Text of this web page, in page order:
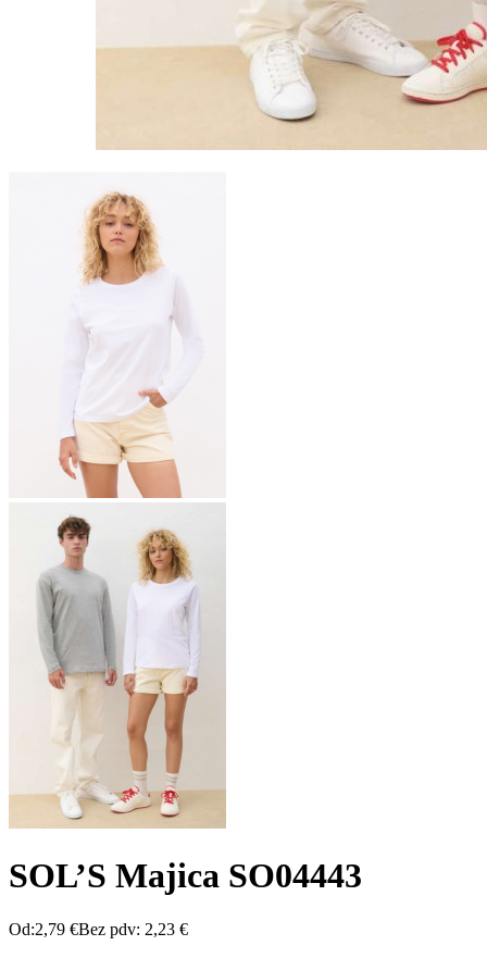
SOL’S Majica SO04443
Od:2,79 €Bez pdv: 2,23 €